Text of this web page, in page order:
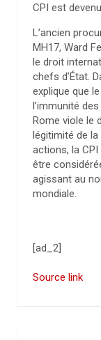
CPI est
L’ancien
MH17, Ward
le droit
chefs d’État.
explique que
l’immunité
Rome viole le
légitimité de la
actions, la
être
agissant au
mondiale.
[ad_2]
Source link